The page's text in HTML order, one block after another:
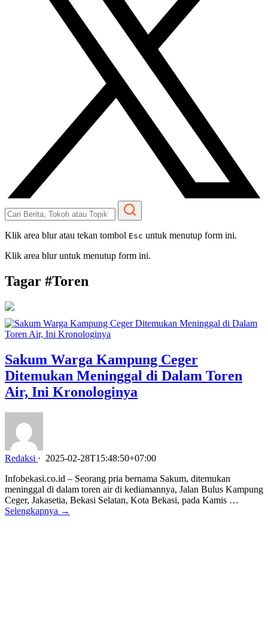
Klik area blur atau tekan tombol Esc untuk menutup form ini.
Klik area blur untuk menutup form ini.
Tagar #Toren
Sakum Warga Kampung Ceger
Ditemukan Meninggal di Dalam Toren
Air, Ini Kronologinya
Redaksi · 2025-02-28T15:48:50+07:00
Infobekasi.co.id – Seorang pria bernama Sakum, ditemukan
meninggal di dalam toren air di kediamannya, Jalan Bulus Kampung
Ceger, Jakasetia, Bekasi Selatan, Kota Bekasi, pada Kamis …
Selengkapnya →